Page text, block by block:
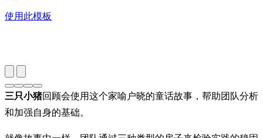
使用此模板
三只小猪回顾会使用这个家喻户晓的童话故事，帮助团队分析
和加强自身的基础。